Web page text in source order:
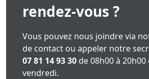
rendez-vous ?
Vous pouvez nous joindre via
de contact ou appeler notre
07 81 14 93 30 de 08h00 à
vendredi.